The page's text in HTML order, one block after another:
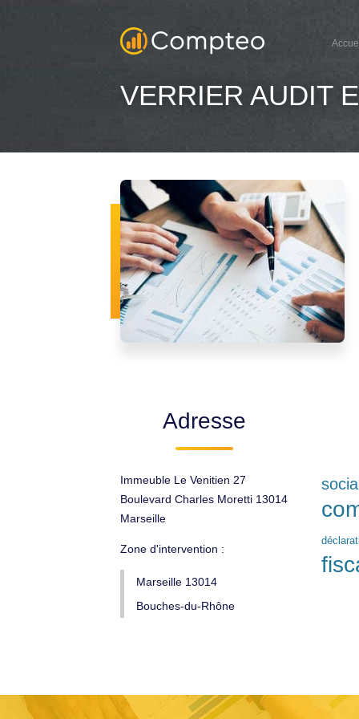
VERRIER AUDIT
Adresse
Immeuble Le Venitien 27
Boulevard Charles Moretti 13014
Marseille
Zone d'intervention :
Marseille 13014
Bouches-du-Rhône